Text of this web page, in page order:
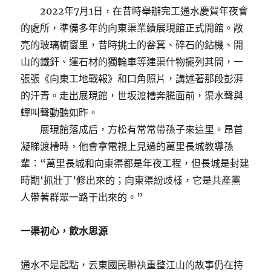
2022年7月1日，在昔時舉辦完工通水慶賀年夜會
的處所，準備多年的向東渠業績展現館正式開館。敞
亮的玻璃櫥窗里，昔時挑土的畚箕、碎石的鉆機、開
山的鐵釬、運石材的獨輪車等建渠什物擺列其間，一
張張《向東工地戰報》和口角照片，講述著那段彭湃
的汗青。走出展現館，世坂渡槽奔騰面前，渠水聲與
蟬叫聲動聽如昨。
展現館落成后，方松有常常帶孫子來這里。昂首
凝睇渡槽時，他會拿電視上見過的萬里長城教導孫
輩：“萬里長城和向東渠都是年夜工程，但長城是封建
時期‘抓壯丁’修出來的；向東渠紛歧樣，它是共產黨
人帶著群眾一路干出來的。”
一渠初心，飲水思源
通水不是起點，云東國民聯袂重整江山的故事仍在持